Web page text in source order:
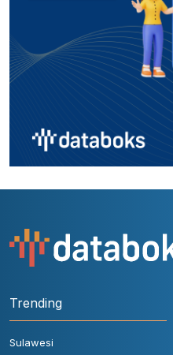
Trending
Sulawesi